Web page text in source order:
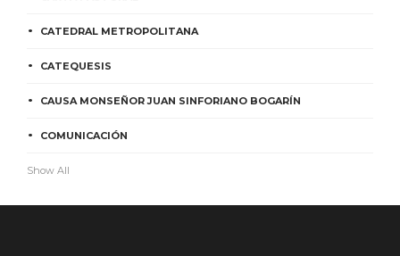
CATEDRAL METROPOLITANA
CATEQUESIS
CAUSA MONSEÑOR JUAN SINFORIANO BOGARÍN
COMUNICACIÓN
Show All